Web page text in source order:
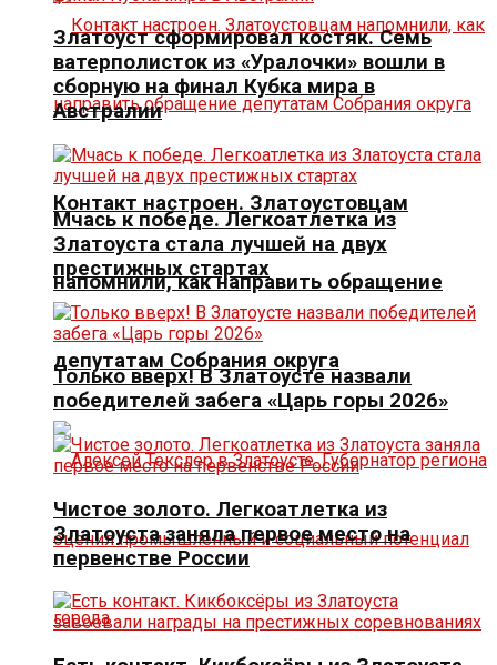
Контакт настроен. Златоустовцам
напомнили, как направить обращение
депутатам Собрания округа
Златоуст сформировал костяк. Семь
ватерполисток из «Уралочки» вошли в
сборную на финал Кубка мира в
Австралии
Мчась к победе. Легкоатлетка из
Златоуста стала лучшей на двух
престижных стартах
Только вверх! В Златоусте назвали
победителей забега «Царь горы 2026»
Чистое золото. Легкоатлетка из
Златоуста заняла первое место на
первенстве России